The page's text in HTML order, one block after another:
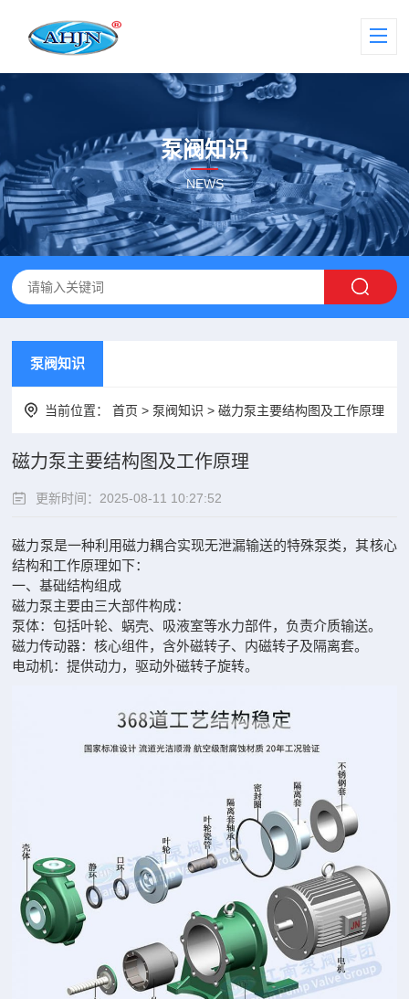
泵阀知识
NEWS
泵阀知识
当前位置：首页 >泵阀知识 > 磁力泵主要结构图及工作原理
磁力泵主要结构图及工作原理
更新时间：2025-08-11 10:27:52
磁力泵是一种利用磁力耦合实现无泄漏输送的特殊泵类，其核心
结构和工作原理如下：
一、基础结构组成‌
磁力泵主要由三大部件构成：
泵体‌：包括叶轮、蜗壳、吸液室等水力部件，负责介质输送。
磁力传动器‌：核心组件，含外磁转子、内磁转子及隔离套。
电动机‌：提供动力，驱动外磁转子旋转。